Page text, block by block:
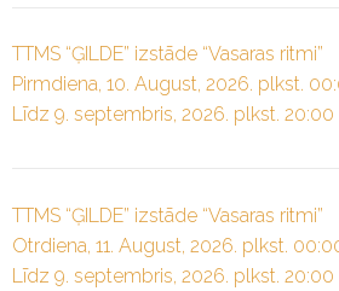
TTMS “ĢILDE” izstāde “Vasaras ritmi”
Pirmdiena, 10. August, 2026. plkst.
Līdz 9. septembris, 2026. plkst. 20:00
TTMS “ĢILDE” izstāde “Vasaras ritmi”
Otrdiena, 11. August, 2026. plkst.
Līdz 9. septembris, 2026. plkst. 20:00